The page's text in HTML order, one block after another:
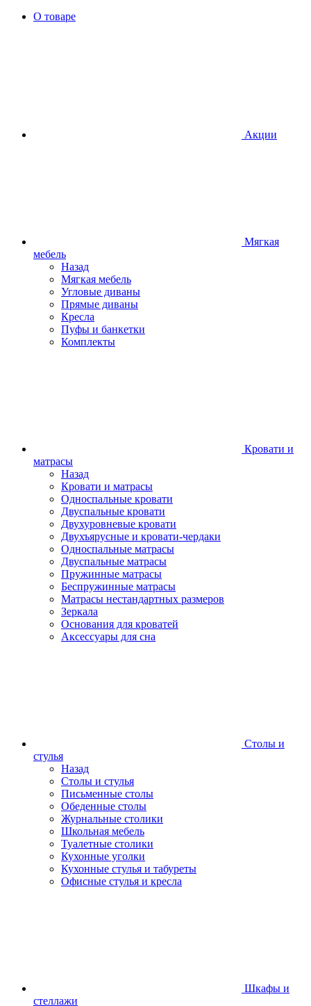
О товаре
Акции
Мягкая
мебель
Назад
Мягкая мебель
Угловые диваны
Прямые диваны
Кресла
Пуфы и банкетки
Комплекты
Кровати и
матрасы
Назад
Кровати и матрасы
Односпальные кровати
Двуспальные кровати
Двухуровневые кровати
Двухъярусные и кровати-чердаки
Односпальные матрасы
Двуспальные матрасы
Пружинные матрасы
Беспружинные матрасы
Матрасы нестандартных размеров
Зеркала
Основания для кроватей
Аксессуары для сна
Столы и
стулья
Назад
Столы и стулья
Письменные столы
Обеденные столы
Журнальные столики
Школьная мебель
Туалетные столики
Кухонные уголки
Кухонные стулья и табуреты
Офисные стулья и кресла
Шкафы и
стеллажи